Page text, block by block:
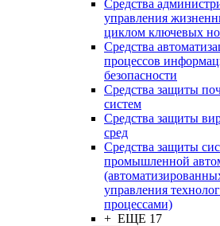
Средства
управления
циклом ключевых
Средства
процессов
безопасности
Средства защиты
систем
Средства защиты
сред
Средства защиты
промышленной
управления
процессами)
+ ЕЩЕ 17